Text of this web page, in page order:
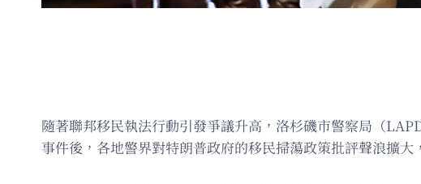
隨著聯邦移民執法行動引發爭議升高，洛杉磯市警察局（
事件後，各地警界對特朗普政府的移民掃蕩政策批評聲浪擴